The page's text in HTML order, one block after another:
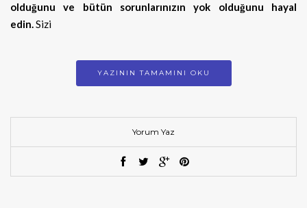
olduğunu ve bütün sorunlarınızın yok olduğunu hayal
edin.Sizi
YAZININ TAMAMINI OKU
Yorum Yaz